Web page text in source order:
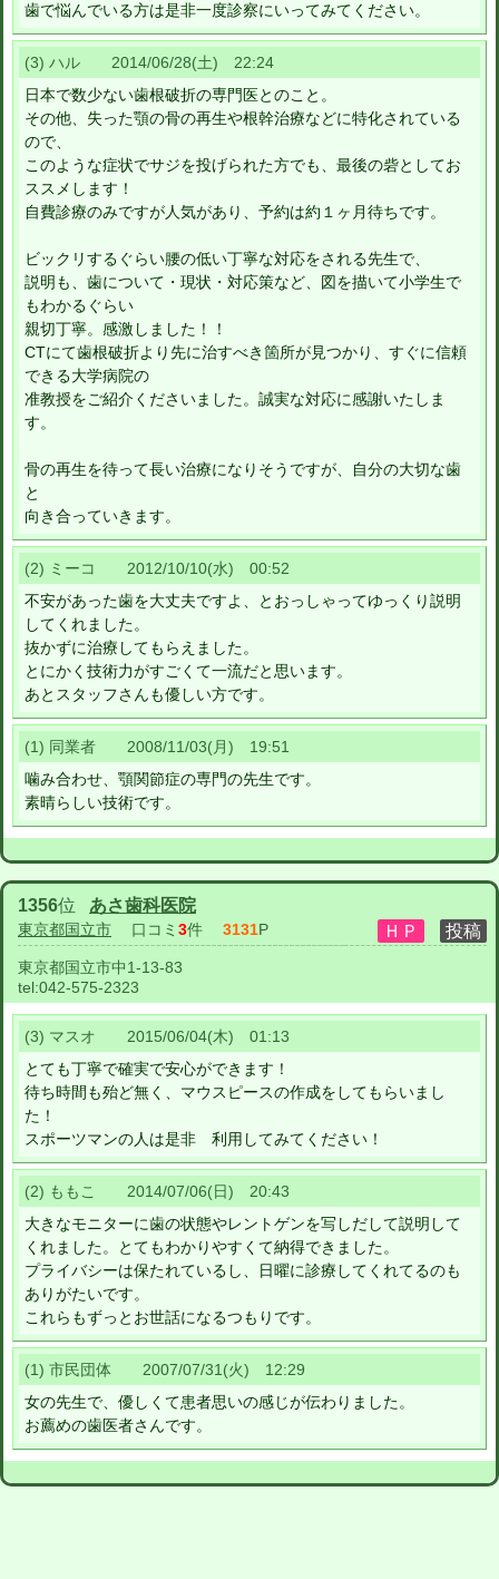
歯で悩んでいる方は是非一度診察にいってみてください。
(3) ハル 2014/06/28(土) 22:24
日本で数少ない歯根破折の専門医とのこと。
その他、失った顎の骨の再生や根幹治療などに特化されている
ので、
このような症状でサジを投げられた方でも、最後の砦としてお
ススメします！
自費診療のみですが人気があり、予約は約１ヶ月待ちです。
ビックリするぐらい腰の低い丁寧な対応をされる先生で、
説明も、歯について・現状・対応策など、図を描いて小学生で
もわかるぐらい
親切丁寧。感激しました！！
CTにて歯根破折より先に治すべき箇所が見つかり、すぐに信頼
できる大学病院の
准教授をご紹介くださいました。誠実な対応に感謝いたしま
す。
骨の再生を待って長い治療になりそうですが、自分の大切な歯
と
向き合っていきます。
(2) ミーコ 2012/10/10(水) 00:52
不安があった歯を大丈夫ですよ、とおっしゃってゆっくり説明
してくれました。
抜かずに治療してもらえました。
とにかく技術力がすごくて一流だと思います。
あとスタッフさんも優しい方です。
(1) 同業者 2008/11/03(月) 19:51
噛み合わせ、顎関節症の専門の先生です。
素晴らしい技術です。
1356位 あさ歯科医院
東京都国立市 口コミ 3件 3131P
東京都国立市中1-13-83
tel:042-575-2323
(3) マスオ 2015/06/04(木) 01:13
とても丁寧で確実で安心ができます！
待ち時間も殆ど無く、マウスピースの作成をしてもらいまし
た！
スポーツマンの人は是非 利用してみてください！
(2) ももこ 2014/07/06(日) 20:43
大きなモニターに歯の状態やレントゲンを写しだして説明して
くれました。とてもわかりやすくて納得できました。
プライバシーは保たれているし、日曜に診療してくれてるのも
ありがたいです。
これらもずっとお世話になるつもりです。
(1) 市民団体 2007/07/31(火) 12:29
女の先生で、優しくて患者思いの感じが伝わりました。
お薦めの歯医者さんです。